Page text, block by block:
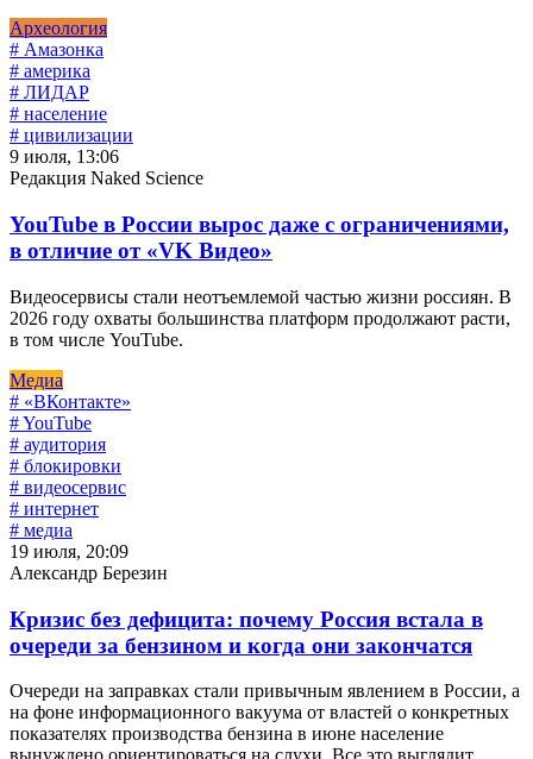
Археология
# Амазонка
# америка
# ЛИДАР
# население
# цивилизации
9 июля, 13:06
Редакция Naked Science
YouTube в России вырос даже с ограничениями,
в отличие от «VK Видео»
Видеосервисы стали неотъемлемой частью жизни россиян. В
2026 году охваты большинства платформ продолжают расти,
в том числе YouTube.
Медиа
# «ВКонтакте»
# YouTube
# аудитория
# блокировки
# видеосервис
# интернет
# медиа
19 июля, 20:09
Александр Березин
Кризис без дефицита: почему Россия встала в
очереди за бензином и когда они закончатся
Очереди на заправках стали привычным явлением в России, а
на фоне информационного вакуума от властей о конкретных
показателях производства бензина в июне население